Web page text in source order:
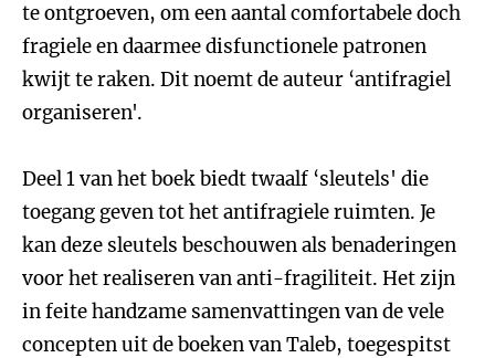
te ontgroeven, om een aantal comfortabele doch
fragiele en daarmee disfunctionele patronen
kwijt te raken. Dit noemt de auteur ‘antifragiel
organiseren'.
Deel 1 van het boek biedt twaalf ‘sleutels' die
toegang geven tot het antifragiele ruimten. Je
kan deze sleutels beschouwen als benaderingen
voor het realiseren van anti-fragiliteit. Het zijn
in feite handzame samenvattingen van de vele
concepten uit de boeken van Taleb, toegespitst